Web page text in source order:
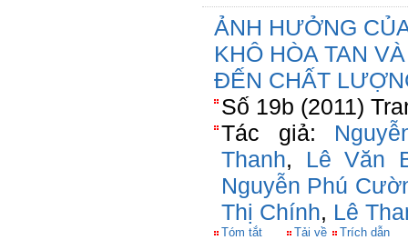
ẢNH HƯỞNG
KHÔ HÒA TAN
ĐẾN CHẤT
Số 19b (2011)
Tác giả:
Thanh, Lê Văn
Nguyễn Phú
Thị Chính, Lê
Tóm tắt Tải về Trích dẫn